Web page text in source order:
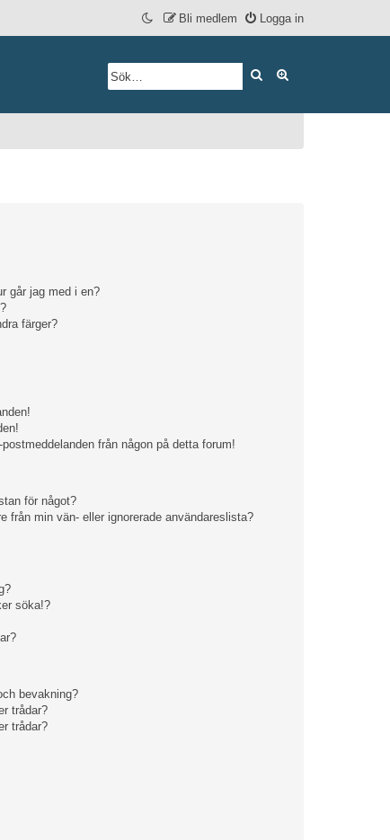
Logga in
Bli medlem
Sök
går jag med i en?
färger?
från någon på detta forum!
för något?
från min vän- eller ignorerade användareslista?
söka!?
bevakning?
trådar?
trådar?